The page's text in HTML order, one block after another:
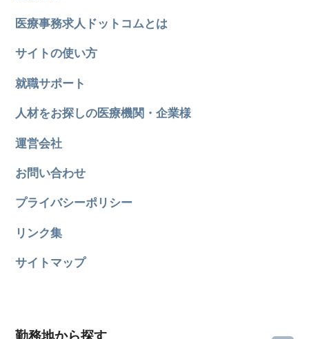
医療事務求人ドットコムとは
サイトの使い方
就職サポート
人材をお探しの医療機関・企業様
運営会社
お問い合わせ
プライバシーポリシー
リンク集
サイトマップ
勤務地から探す